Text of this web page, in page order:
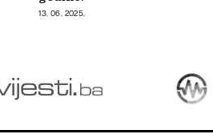
13. 06. 2025.